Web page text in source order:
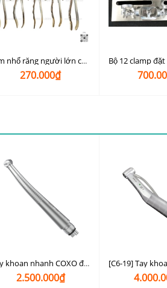
Kìm nhổ răng người lớn cán vàng Prime
270.000₫
Tay khoan nhanh COXO đầu mini không đèn CX207-B (H03)
2.500.000₫